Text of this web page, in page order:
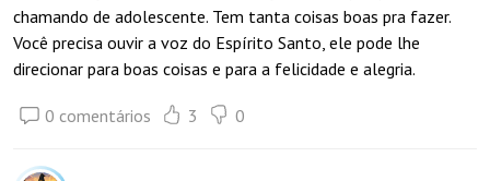
chamando de adolescente. Tem tanta coisas boas pra fazer.
Você precisa ouvir a voz do Espírito Santo, ele pode lhe
direcionar para boas coisas e para a felicidade e alegria.
0 comentários 3 0